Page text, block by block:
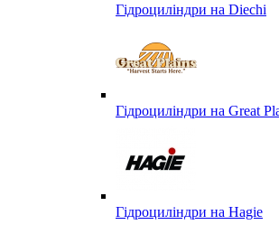
Гідроциліндри на Diechi
Гідроциліндри на Great
Гідроциліндри на Hagie